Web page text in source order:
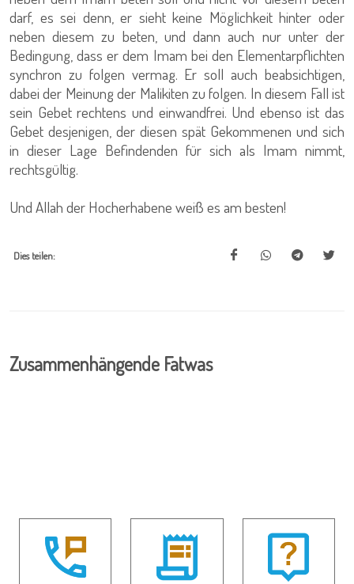
darf, es sei denn, er sieht keine Möglichkeit hinter oder
neben diesem zu beten, und dann auch nur unter der
Bedingung, dass er dem Imam bei den Elementarpflichten
synchron zu folgen vermag. Er soll auch beabsichtigen,
dabei der Meinung der Malikiten zu folgen. In diesem Fall ist
sein Gebet rechtens und einwandfrei. Und ebenso ist das
Gebet desjenigen, der diesen spät Gekommenen und sich
in dieser Lage Befindenden für sich als Imam nimmt,
rechtsgültig.
Und Allah der Hocherhabene weiß es am besten!
Dies teilen:
Zusammenhängende Fatwas